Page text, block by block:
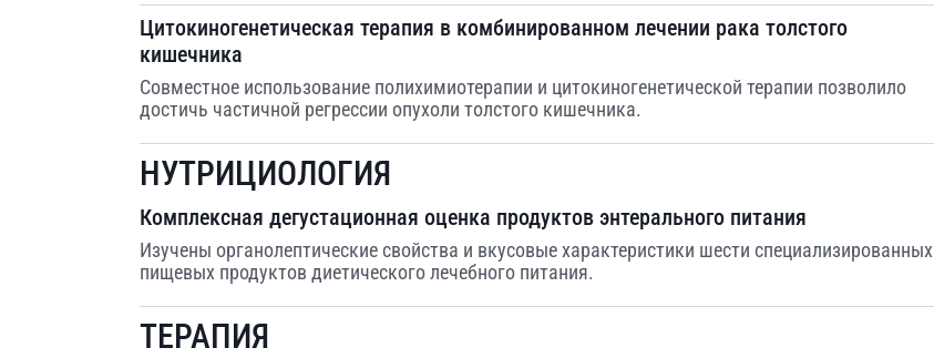
Цитокиногенетическая терапия в комбинированном лечении рака толстого
кишечника
Совместное использование полихимиотерапии и цитокиногенетической терапии позволило
достичь частичной регрессии опухоли толстого кишечника.
НУТРИЦИОЛОГИЯ
Комплексная дегустационная оценка продуктов энтерального питания
Изучены органолептические свойства и вкусовые характеристики шести специализированных
пищевых продуктов диетического лечебного питания.
ТЕРАПИЯ